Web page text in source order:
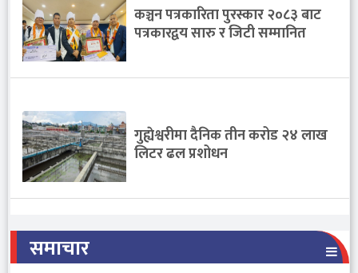
कञ्चन पत्रकारिता पुरस्कार २०८३ बाट
पत्रकारद्वय सारु र जिटी सम्मानित
गुह्येश्वरीमा दैनिक तीन करोड २४ लाख
लिटर ढल प्रशोधन
समाचार